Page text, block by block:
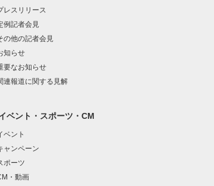
レスリリース
例記者会見
の他の記者会見
知らせ
要なお知らせ
連報道に関する見解
ベント・スポーツ・CM
ベント
ャンペーン
ポーツ
・動画